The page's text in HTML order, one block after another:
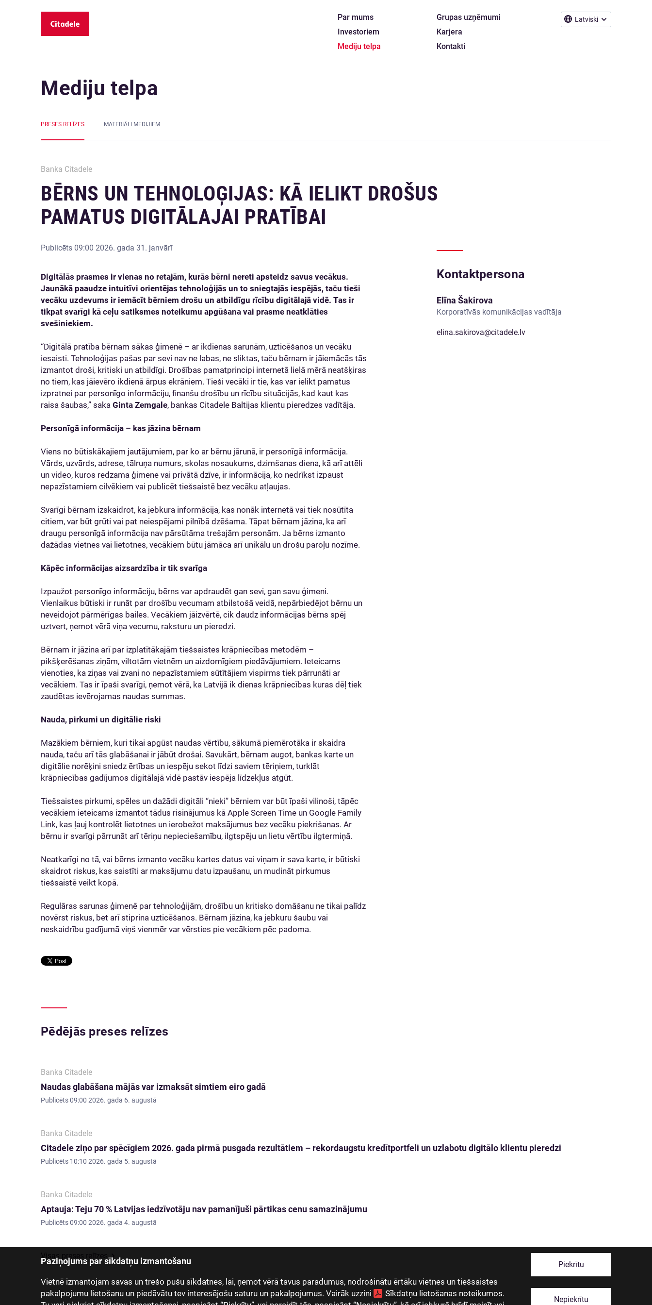
Paziņojums par sīkdatņu izmantošanu
Vietnē izmantojam savas un trešo pušu sīkdatnes, lai, ņemot vērā tavus paradumus, nodrošinātu ērtāku vietnes un tiešsaistes
pakalpojumu lietošanu un piedāvātu tev interesējošu saturu un pakalpojumus. Vairāk uzzini
Sīkdatņu lietošanas noteikumos.
Piekrītu
Nepiekrītu
Latviski
Par mums
Investoriem
Mediju telpa
Grupas uzņēmumi
Karjera
Kontakti
Mediju telpa
PRESES RELĪZES MATERIĀLI MEDIJIEM
Banka Citadele
BĒRNS UN TEHNOLOĢIJAS: KĀ IELIKT DROŠUS
PAMATUS DIGITĀLAJAI PRATĪBAI
Publicēts 09:00 2026. gada 31. janvārī
Digitālās prasmes ir vienas no retajām, kurās bērni nereti apsteidz savus vecākus.
Jaunākā paaudze intuitīvi orientējas tehnoloģijās un to sniegtajās iespējās, taču tieši
vecāku uzdevums ir iemācīt bērniem drošu un atbildīgu rīcību digitālajā vidē. Tas ir
tikpat svarīgi kā ceļu satiksmes noteikumu apgūšana vai prasme neatklāties
svešiniekiem.
“Digitālā pratība bērnam sākas ģimenē – ar ikdienas sarunām, uzticēšanos un vecāku
iesaisti. Tehnoloģijas pašas par sevi nav ne labas, ne sliktas, taču bērnam ir jāiemācās tās
izmantot droši, kritiski un atbildīgi. Drošības pamatprincipi internetā lielā mērā neatšķiras
no tiem, kas jāievēro ikdienā ārpus ekrāniem. Tieši vecāki ir tie, kas var ielikt pamatus
izpratnei par personīgo informāciju, finanšu drošību un rīcību situācijās, kad kaut kas
raisa šaubas,” saka Ginta Zemgale, bankas Citadele Baltijas klientu pieredzes vadītāja.
Personīgā informācija – kas jāzina bērnam
Viens no būtiskākajiem jautājumiem, par ko ar bērnu jārunā, ir personīgā informācija.
Vārds, uzvārds, adrese, tālruņa numurs, skolas nosaukums, dzimšanas diena, kā arī attēli
un video, kuros redzama ģimene vai privātā dzīve, ir informācija, ko nedrīkst izpaust
nepazīstamiem cilvēkiem vai publicēt tiešsaistē bez vecāku atļaujas.
Svarīgi bērnam izskaidrot, ka jebkura informācija, kas nonāk internetā vai tiek nosūtīta
citiem, var būt grūti vai pat neiespējami pilnībā dzēšama. Tāpat bērnam jāzina, ka arī
draugu personīgā informācija nav pārsūtāma trešajām personām. Ja bērns izmanto
dažādas vietnes vai lietotnes, vecākiem būtu jāmāca arī unikālu un drošu paroļu nozīme.
Kāpēc informācijas aizsardzība ir tik svarīga
Izpaužot personīgo informāciju, bērns var apdraudēt gan sevi, gan savu ģimeni.
Vienlaikus būtiski ir runāt par drošību vecumam atbilstošā veidā, nepārbiedējot bērnu un
neveidojot pārmērīgas bailes. Vecākiem jāizvērtē, cik daudz informācijas bērns spēj
uztvert, ņemot vērā viņa vecumu, raksturu un pieredzi.
Bērnam ir jāzina arī par izplatītākajām tiešsaistes krāpniecības metodēm –
pikšķerēšanas ziņām, viltotām vietnēm un aizdomīgiem piedāvājumiem. Ieteicams
vienoties, ka ziņas vai zvani no nepazīstamiem sūtītājiem vispirms tiek pārrunāti ar
vecākiem. Tas ir īpaši svarīgi, ņemot vērā, ka Latvijā ik dienas krāpniecības kuras dēļ tiek
zaudētas ievērojamas naudas summas.
Nauda, pirkumi un digitālie riski
Mazākiem bērniem, kuri tikai apgūst naudas vērtību, sākumā piemērotāka ir skaidra
nauda, taču arī tās glabāšanai ir jābūt drošai. Savukārt, bērnam augot, bankas karte un
digitālie norēķini sniedz ērtības un iespēju sekot līdzi saviem tēriņiem, turklāt
krāpniecības gadījumos digitālajā vidē pastāv iespēja līdzekļus atgūt.
Tiešsaistes pirkumi, spēles un dažādi digitāli “nieki” bērniem var būt īpaši vilinoši, tāpēc
vecākiem ieteicams izmantot tādus risinājumus kā Apple Screen Time un Google Family
Link, kas ļauj kontrolēt lietotnes un ierobežot maksājumus bez vecāku piekrišanas. Ar
bērnu ir svarīgi pārrunāt arī tēriņu nepieciešamību, ilgtspēju un lietu vērtību ilgtermiņā.
Neatkarīgi no tā, vai bērns izmanto vecāku kartes datus vai viņam ir sava karte, ir būtiski
skaidrot riskus, kas saistīti ar maksājumu datu izpaušanu, un mudināt pirkumus
tiešsaistē veikt kopā.
Regulāras sarunas ģimenē par tehnoloģijām, drošību un kritisko domāšanu ne tikai palīdz
novērst riskus, bet arī stiprina uzticēšanos. Bērnam jāzina, ka jebkuru šaubu vai
neskaidrību gadījumā viņš vienmēr var vērsties pie vecākiem pēc padoma.
Kontaktpersona
Elīna Šakirova
Korporatīvās komunikācijas vadītāja
elina.sakirova@citadele.lv
Pēdējās preses relīzes
Banka Citadele
Naudas glabāšana mājās var izmaksāt simtiem eiro gadā
Publicēts09:00 2026. gada 6. augustā
Banka Citadele
Citadele ziņo par spēcīgiem 2026. gada pirmā pusgada rezultātiem – rekordaugstu kredītportfeli un uzlabotu digitālo klientu pieredzi
Publicēts 10:10 2026. gada 5. augustā
Banka Citadele
Aptauja: Teju 70 % Latvijas iedzīvotāju nav pamanījuši pārtikas cenu samazinājumu
Publicēts09:00 2026. gada 4. augustā
Visas preses relīzes